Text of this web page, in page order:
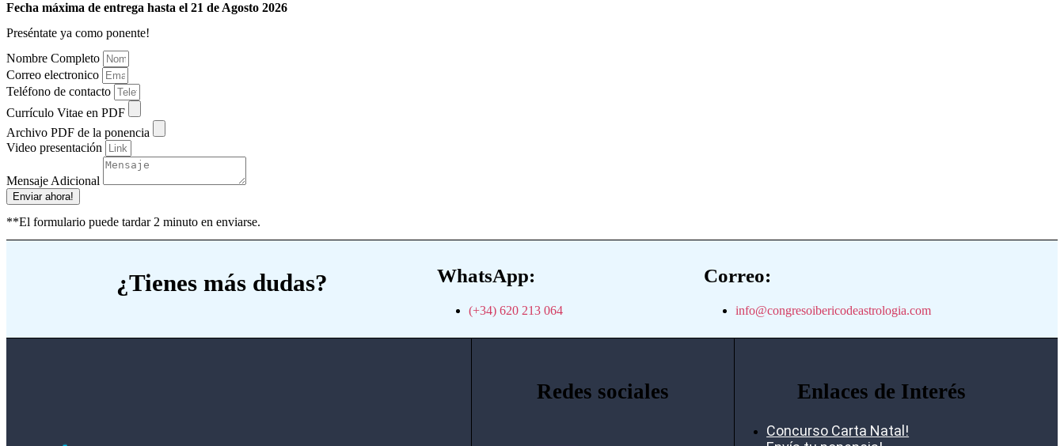
Fecha máxima de entrega hasta el 21 de Agosto 2026
Preséntate ya como ponente!
Nombre Completo
Correo electronico
Teléfono de contacto
Currículo Vitae en PDF
Archivo PDF de la ponencia
Video presentación
Mensaje Adicional
Enviar ahora!
**El formulario puede tardar 2 minuto en enviarse.
¿Tienes más dudas? WhatsApp:
(+34) 620 213 064
Correo:
info@congresoibericodeastrologia.com
Redes sociales Enlaces de Interés
Concurso Carta Natal!